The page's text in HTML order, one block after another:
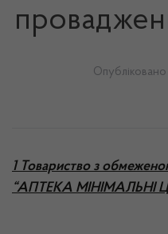
1 Товариство з
“АПТЕКА МІНІМАЛЬНІ